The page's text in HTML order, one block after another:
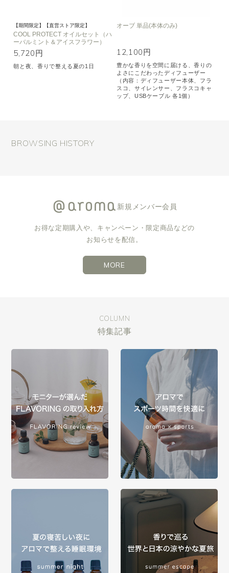
【期間限定】【直営ストア限定】
COOL PROTECT オイルセット（ハ
ーバルミント＆アイスフラワー）
5,720円
朝と夜、香りで整える夏の1日
オーブ 単品(本体のみ)
12,100円
豊かな香りを空間に届ける、香りの
よさにこだわったディフューザー
（内容：ディフューザー本体、フラ
スコ、サイレンサー、フラスコキャ
ップ、USBケーブル 各1個）
BROWSING HISTORY
新規メンバー会員
お得な定期購入や、キャンペーン・限定商品などの
お知らせを配信。
MORE
COLUMN
特集記事